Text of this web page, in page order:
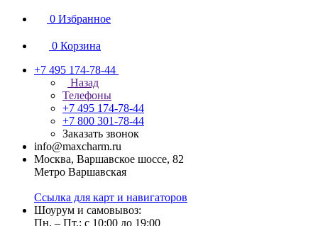
0 Избранное
0 Корзина
+7 495 174-78-44
Назад
Телефоны
+7 495 174-78-44
+7 800 301-78-44
Заказать звонок
info@maxcharm.ru
Москва, Варшавское шоссе, 82
Метро Варшавская
Ссылка для карт и навигаторов
Шоурум и самовывоз:
Пн. – Пт.: с 10:00 до 19:00